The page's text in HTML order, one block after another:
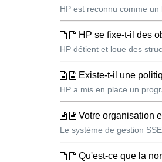
HP est reconnu comme
HP se fixe-t-il des
HP détient et loue des
Existe-t-il une
HP a mis en place un
Votre organisation
Le système de gestion
Qu'est-ce que la